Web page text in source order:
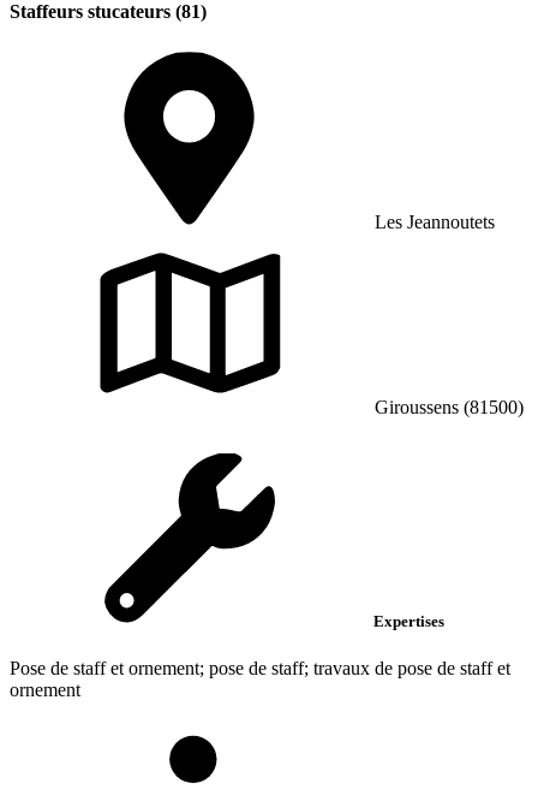
Staffeurs stucateurs (81)
Les Jeannoutets
Giroussens (81500)
Expertises
Pose de staff et ornement; pose de staff; travaux de pose de staff et
ornement